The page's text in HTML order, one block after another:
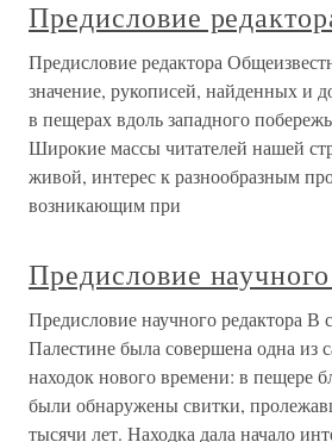
Предисловие
Предисловие редактора
значение, рукописей, найденных и
в пещерах вдоль западного
Широкие массы читателей нашей
живой, интерес к разнообразным
возникающим при
Предисловие
Предисловие научного редактора В
Палестине была совершена одна из
находок нового времени: в пещере
были обнаружены свитки,
тысячи лет. Находка дала начало